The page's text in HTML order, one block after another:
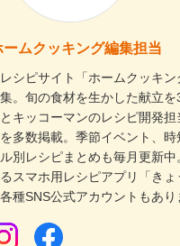
ムクッキング編集担当
シピサイト「ホームクッキン
。旬の食材を生かした献立を
キッコーマンのレシピ開発
多数掲載。季節イベント、時
別レシピまとめも毎月更新中
スマホ用レシピアプリ「きょ
種SNS公式アカウントもあり